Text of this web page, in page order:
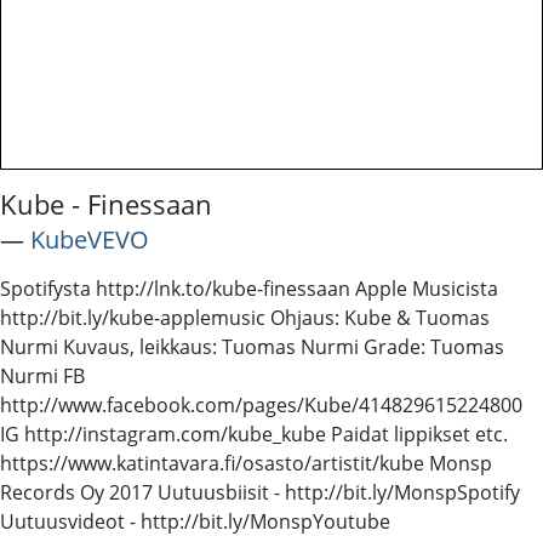
Kube - Finessaan
― KubeVEVO
Spotifysta http://lnk.to/kube-finessaan Apple Musicista
http://bit.ly/kube-applemusic Ohjaus: Kube & Tuomas
Nurmi Kuvaus, leikkaus: Tuomas Nurmi Grade: Tuomas
Nurmi FB
http://www.facebook.com/pages/Kube/414829615224800
IG http://instagram.com/kube_kube Paidat lippikset etc.
https://www.katintavara.fi/osasto/artistit/kube Monsp
Records Oy 2017 Uutuusbiisit - http://bit.ly/MonspSpotify
Uutuusvideot - http://bit.ly/MonspYoutube